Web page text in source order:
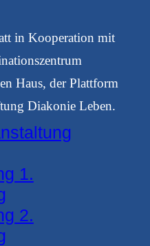
in Kooperation mit
Haus, der Plattform
Diakonie Leben.
1.
2.